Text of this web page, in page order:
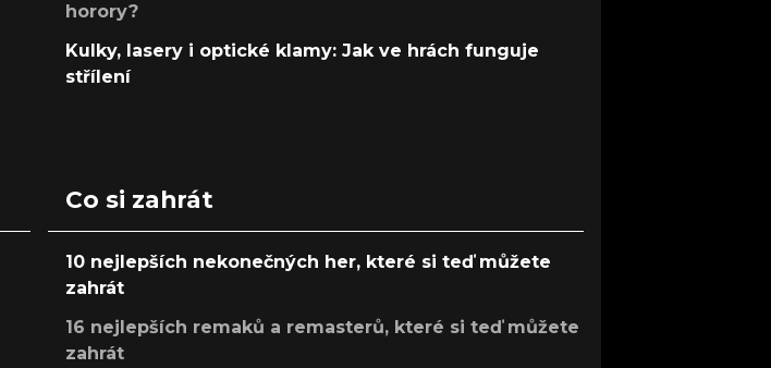
horory?
Kulky, lasery i optické klamy: Jak ve hrách funguje
střílení
Co si zahrát
10 nejlepších nekonečných her, které si teď můžete
zahrát
16 nejlepších remaků a remasterů, které si teď můžete
zahrát